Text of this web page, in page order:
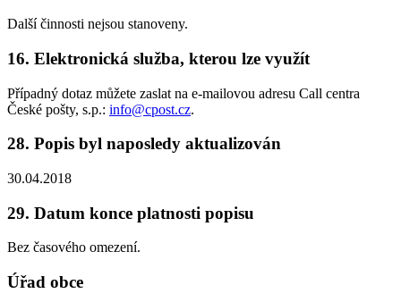
Další činnosti nejsou stanoveny.
16. Elektronická služba, kterou lze využít
Případný dotaz můžete zaslat na e-mailovou adresu Call centra
České pošty, s.p.: info@cpost.cz.
28. Popis byl naposledy aktualizován
30.04.2018
29. Datum konce platnosti popisu
Bez časového omezení.
Úřad obce